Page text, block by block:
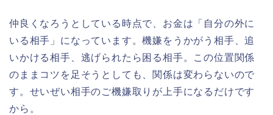
仲良くなろうとしている時点で、お金は「自分の外に
いる相手」になっています。機嫌をうかがう相手、追
いかける相手、逃げられたら困る相手。この位置関係
のままコツを足そうとしても、関係は変わらないので
す。せいぜい相手のご機嫌取りが上手になるだけです
から。